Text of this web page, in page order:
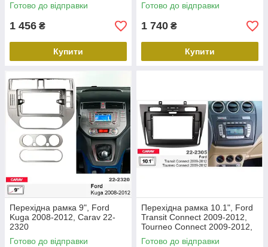
Готово до відправки
1 456 ₴
Купити
Готово до відправки
1 740 ₴
Купити
Перехідна рамка 9", Ford
Kuga 2008-2012, Carav 22-
2320
Готово до відправки
Перехідна рамка 10.1", Ford
Transit Connect 2009-2012,
Tourneo Connect 2009-2012,
Carav 22-2305
Готово до відправки